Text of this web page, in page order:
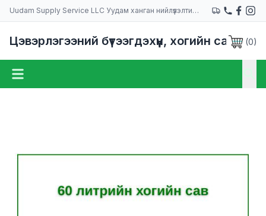
Uudam Supply Service LLC Уудам ханган нийлүүлэлтийн компани
Цэвэрлэгээний бүтээгдэхүүн, хогийн сав (0)